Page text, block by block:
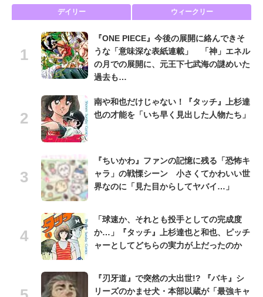
デイリー ウィークリー
『ONE PIECE』今後の展開に絡んできそ
うな「意味深な表紙連載」 「神」エネル
の月での展開に、元王下七武海の謎めいた
過去も…
南や和也だけじゃない！『タッチ』上杉達
也の才能を「いち早く見出した人物たち」
『ちいかわ』ファンの記憶に残る「恐怖キ
ャラ」の戦慄シーン 小さくてかわいい世
界なのに「見た目からしてヤバイ…」
「球速か、それとも投手としての完成度
か…」『タッチ』上杉達也と和也、ピッチ
ャーとしてどちらの実力が上だったのか
『刃牙道』で突然の大出世!? 『バキ』シ
リーズのかませ犬・本部以蔵が「最強キャ